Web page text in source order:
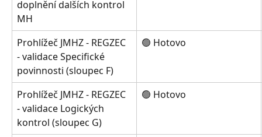
doplnění dalších kontrol
MH
Prohlížeč JMHZ - REGZEC
- validace Specifické
povinnosti (sloupec F)
🟢 Hotovo
Prohlížeč JMHZ - REGZEC
- validace Logických
kontrol (sloupec G)
🟢 Hotovo